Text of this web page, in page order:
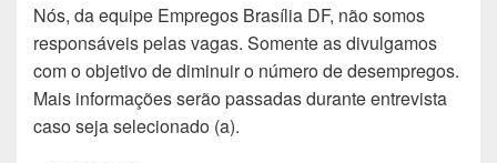
Nós, da equipe Empregos Brasília DF, não somos
responsáveis pelas vagas. Somente as divulgamos
com o objetivo de diminuir o número de desempregos.
Mais informações serão passadas durante entrevista
caso seja selecionado (a).